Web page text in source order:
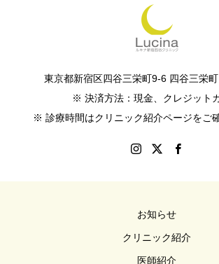
東京都新宿区四谷三栄町9-6 四谷三栄
※ 決済方法：現金、クレジット
※ 診療時間はクリニック紹介ページをご
お知らせ
クリニック紹介
医師紹介